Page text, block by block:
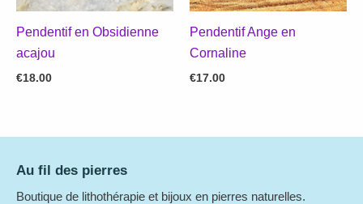
Pendentif en Obsidienne
acajou
€18.00
Pendentif Ange en
Cornaline
€17.00
Au fil des pierres
Boutique de lithothérapie et bijoux en pierres naturelles.